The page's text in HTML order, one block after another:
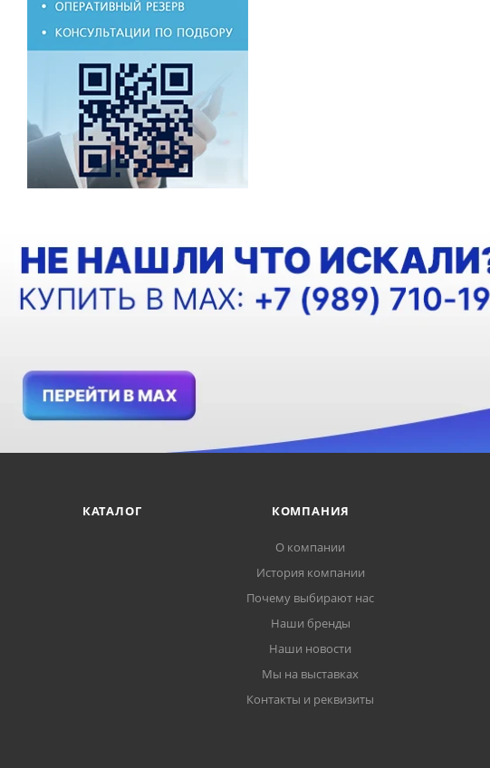
КАТАЛОГ КОМПАНИЯ
О компании
История компании
Почему выбирают нас
Наши бренды
Наши новости
Мы на выставках
Контакты и реквизиты